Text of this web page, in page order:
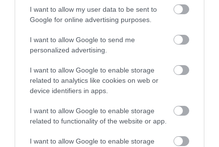
I want to allow my user data to be sent to
Google for online advertising purposes.
I want to allow Google to send me
personalized advertising.
I want to allow Google to enable storage
related to analytics like cookies on web or
device identifiers in apps.
I want to allow Google to enable storage
related to functionality of the website or app.
I want to allow Google to enable storage
Χωρίς Internet τώρα αυτό το
χωριό της Εύβοιας
πολλές περιοχές- Πίνακας
08.08.2026 | 09:40
Άρχισε τις διακοπές ο
Μητσοτάκης: Φαγητό και κρασί
σε γνωστό στέκι
08.08.2026 | 09:20
φιλικό σήμερα για νέα
αγωνιστική περίοδο –
Τι γίνεται με τις
τσούχτρες στην